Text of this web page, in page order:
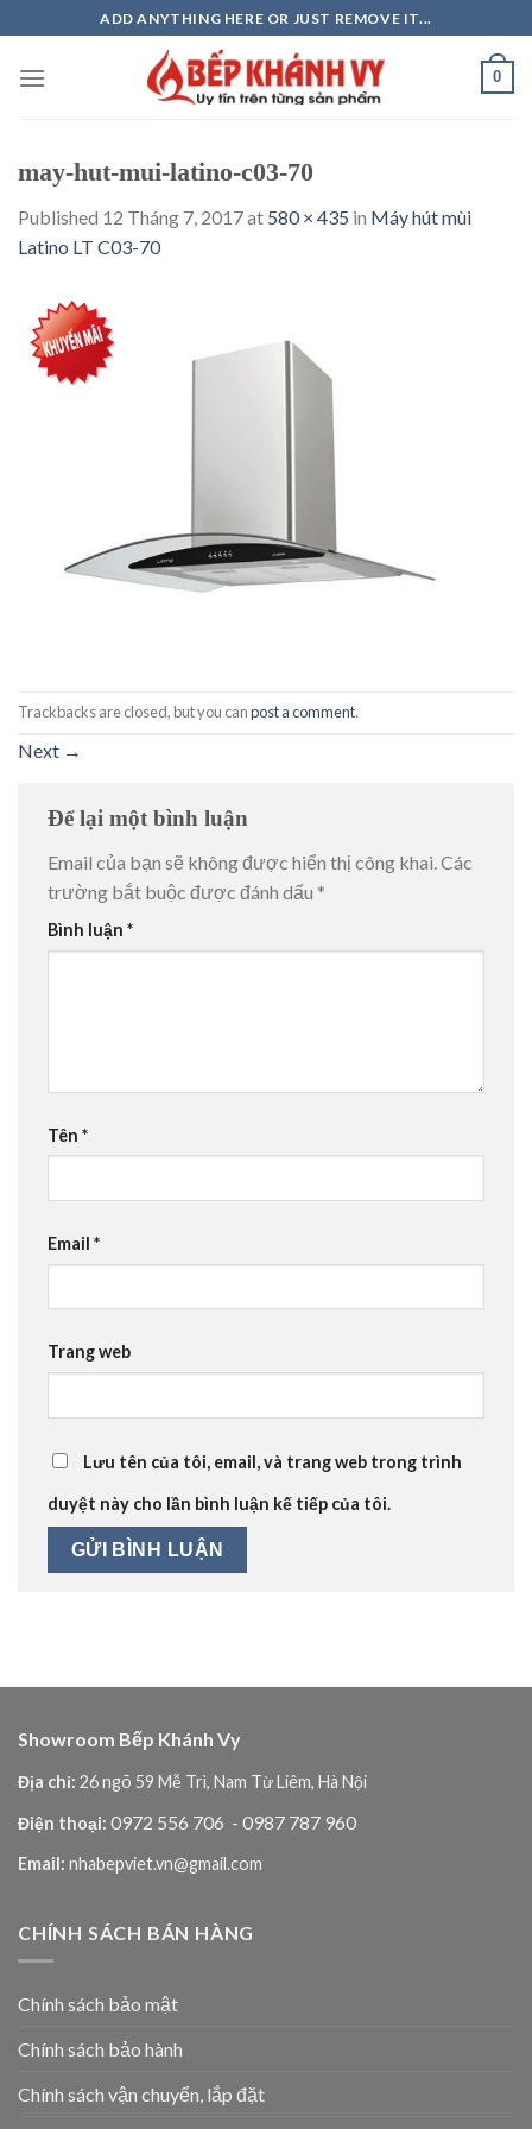
to
content
ADD ANYTHING HERE OR JUST REMOVE IT...
0
may-hut-mui-latino-c03-70
Published 12 Tháng 7, 2017at 580 × 435 in Máy hút mùi
Latino LT C03-70
Trackbacks are closed, but you canpost a comment.
Next →
Để lại một bình luận
Email của bạn sẽ không được hiển thị công khai.Các
trường bắt buộc được đánh dấu *
Bình luận *
Tên *
Email *
Trang web
Lưu tên của tôi, email, và trang web trong trình
duyệt này cho lần bình luận kế tiếp của tôi.
Showroom Bếp Khánh Vy
Địa chỉ: 26 ngõ 59 Mễ Trì, Nam Từ Liêm, Hà Nội
Điện thoại: 0972 556 706 - 0987 787 960
Email: nhabepviet.vn@gmail.com
CHÍNH SÁCH BÁN HÀNG
Chính sách bảo mật
Chính sách bảo hành
Chính sách vận chuyển, lắp đặt